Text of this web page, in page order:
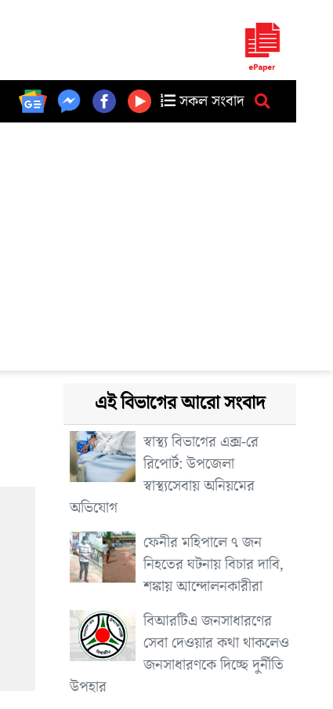
সকল সংবাদ
এই বিভাগের আরো সংবাদ
স্বাস্থ্য বিভাগের এক্স-রে
রিপোর্ট: উপজেলা
স্বাস্থ্যসেবায় অনিয়মের
অভিযোগ
ফেনীর মহিপালে ৭ জন
নিহতের ঘটনায় বিচার দাবি,
শঙ্কায় আন্দোলনকারীরা
বিআরটিএ জনসাধারণের
সেবা দেওয়ার কথা থাকলেও
জনসাধারণকে দিচ্ছে দুর্নীতি
উপহার